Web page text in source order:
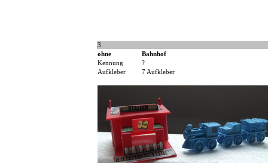
3
ohne
Bahnhof
Kennung
?
Aufkleber
7 Aufkleber